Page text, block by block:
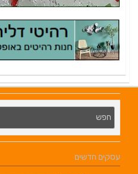
עסקים חדשים